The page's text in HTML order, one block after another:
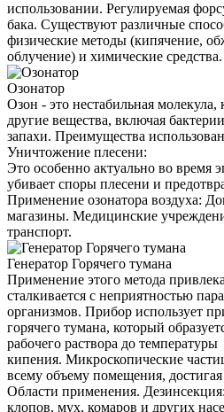
использовании. Регулируемая
бака. Существуют различные
физические методы (кипячение,
облучение) и химические средства.
Озонатор
Озон - это нестабильная молекула,
другие вещества, включая
запахи. Преимущества
Уничтожение плесени:
Это особенно актуально во
убивает споры плесени и
Применение озонатора воздуха:
магазины. Медицинские
транспорт.
Генератор Горячего тумана
Применение этого метода
сталкивается с неприятностью
организмов. Прибор использует
горячего тумана, который
рабочего раствора до температуры
кипения. Микроскопические
всему объему помещения,
Области применения.
клопов, мух, комаров и других